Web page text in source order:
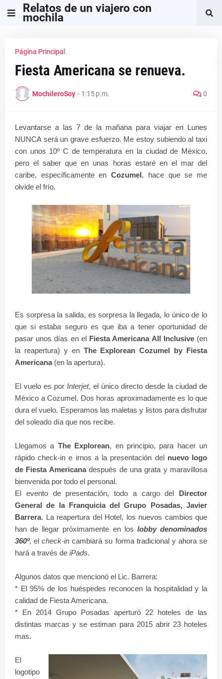
Relatos de un viajero con
mochila
Página Principal
Fiesta Americana se renueva.
MochileroSoy - 1:15 p.m. 0
Levantarse a las 7 de la mañana para viajar en Lunes
NUNCA será un grave esfuerzo. Me estoy subiendo al taxi
con unos 10º C de temperatura en la ciudad de México,
pero el saber que en unas horas estaré en el mar del
caribe, específicamente enCozumel, hace que se me
olvide el frío.
Es sorpresa la salida, es sorpresa la llegada, lo único de lo
que si estaba seguro es que iba a tener oportunidad de
pasar unos días en el Fiesta Americana All Inclusive(en
la reapertura) y en The Explorean Cozumel by Fiesta
Americana(en la apertura).
El vuelo es por Interjet, el único directo desde la ciudad de
México a Cozumel. Dos horas aproximadamente es lo que
dura el vuelo. Esperamos las maletas y listos para disfrutar
del soleado día que nos recibe.
Llegamos a The Explorean, en principio, para hacer un
rápido check-in e irnos a la presentación del nuevo logo
de Fiesta Americanadespués de una grata y maravillosa
bienvenida por todo el personal.
El evento de presentación, todo a cargo del Director
General de la Franquicia del Grupo Posadas, Javier
Barrera. La reapertura del Hotel, los nuevos cambios que
han de llegar próximamente en los lobby denominados
360º, elcheck-in cambiará su forma tradicional y ahora se
hará a través de iPads.
Algunos datos que mencionó el Lic. Barrera:
* El 95% de los huéspedes reconocen la hospitalidad y la
calidad de Fiesta Americana.
* En 2014 Grupo Posadas aperturó 22 hoteles de las
distintas marcas y se estiman para 2015 abrir 23 hoteles
mas.
El
logotipo